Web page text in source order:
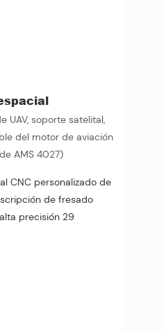
UAV, soporte satelital,
del motor de aviación
AMS 4027)